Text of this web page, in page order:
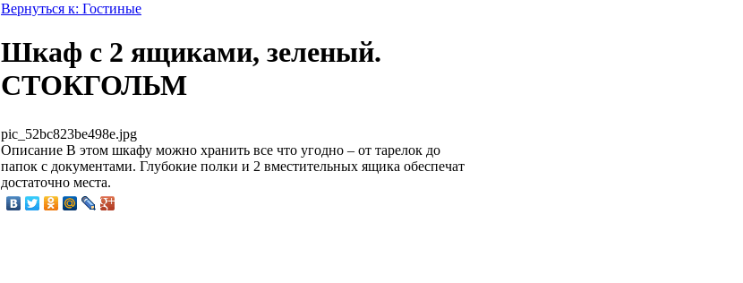
Вернуться к: Гостиные
Шкаф с 2 ящиками, зеленый.
СТОКГОЛЬМ
pic_52bc823be498e.jpg
Описание В этом шкафу можно хранить все что угодно – от тарелок до
папок с документами. Глубокие полки и 2 вместительных ящика обеспечат
достаточно места.